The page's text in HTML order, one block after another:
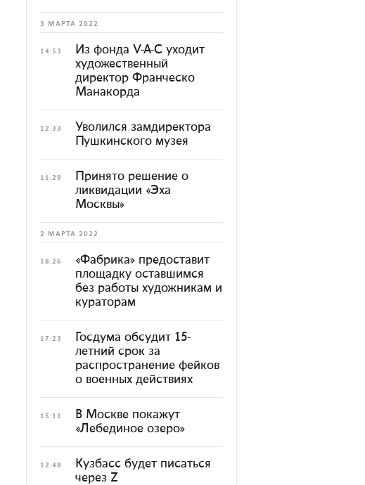
3 МАРТА 2022
14:53
Из фонда V-A-C уходит
художественный
директор Франческо
Манакорда
12:33
Уволился замдиректора
Пушкинского музея
11:29
Принято решение о
ликвидации «Эха
Москвы»
2 МАРТА 2022
18:26
«Фабрика» предоставит
площадку оставшимся
без работы художникам и
кураторам
17:23
Госдума обсудит 15-
летний срок за
распространение фейков
о военных действиях
15:11
В Москве покажут
«Лебединое озеро»
12:48
Кузбасс будет писаться
через Z